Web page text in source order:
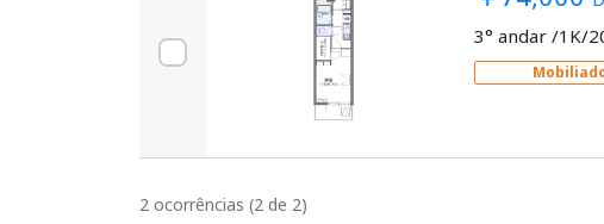
3° andar /1K/
2 ocorrências (2 de 2)